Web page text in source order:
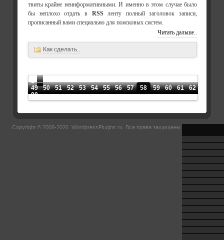
твиты крайне неинформативными. И именно в этом случае было
бы неплохо отдать в RSSленту полный заголовок записи,
прописанный вами специально для поисковых систем.
Читать дальше..
Как сделать..
1 …
49
50 51 52 53 54 55 56 57 58 59 60 61 62
88
Copyright © 2008-2026. WordpressPlugins.ru . Все права защищены.